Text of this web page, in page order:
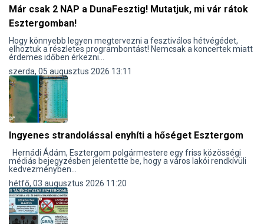
Már csak 2 NAP a DunaFesztig! Mutatjuk, mi vár rátok
Esztergomban!
Hogy könnyebb legyen megtervezni a fesztiválos hétvégédet,
elhoztuk a részletes programbontást! Nemcsak a koncertek miatt
érdemes időben érkezni...
szerda, 05 augusztus 2026 13:11
Ingyenes strandolással enyhíti a hőséget Esztergom
Hernádi Ádám, Esztergom polgármestere egy friss közösségi
médiás bejegyzésben jelentette be, hogy a város lakói rendkívüli
kedvezményben...
hétfő, 03 augusztus 2026 11:20